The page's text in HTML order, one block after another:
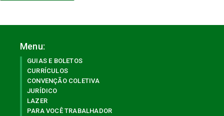
Menu:
GUIAS E BOLETOS
CURRÍCULOS
CONVENÇÃO COLETIVA
JURÍDICO
LAZER
PARA VOCÊ TRABALHADOR